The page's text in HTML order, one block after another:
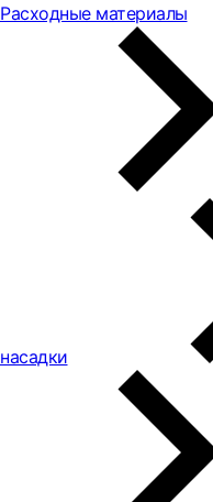
Расходные материалы
насадки